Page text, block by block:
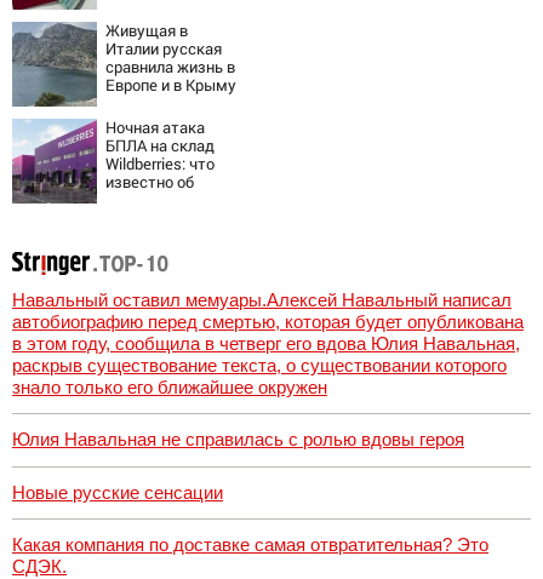
сентябре -
PrimaMedia.ru
Живущая в
Италии русская
сравнила жизнь в
Европе и в Крыму
Ночная атака
БПЛА на склад
Wildberries: что
известно об
07/08/2026 –
Новости
Навальный оставил мемуары.Алексей Навальный написал
автобиографию перед смертью, которая будет опубликована
в этом году, сообщила в четверг его вдова Юлия Навальная,
раскрыв существование текста, о существовании которого
знало только его ближайшее окружен
Юлия Навальная не справилась с ролью вдовы героя
Новые русские сенсации
Какая компания по доставке самая отвратительная? Это
СДЭК.